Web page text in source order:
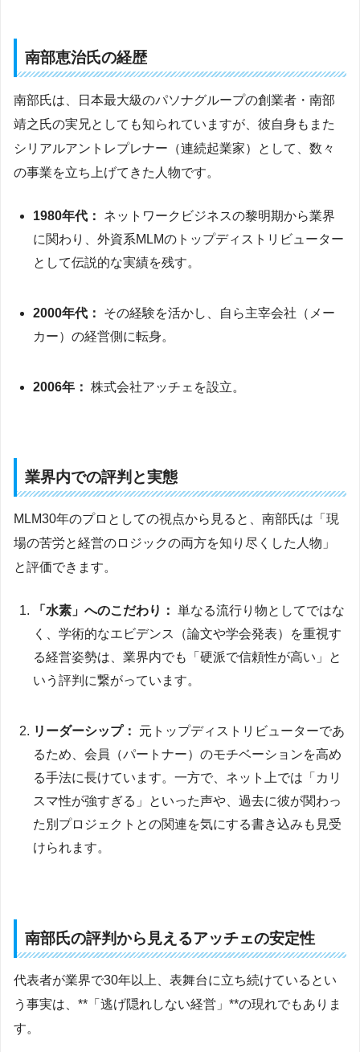
南部恵治氏の経歴
南部氏は、日本最大級のパソナグループの創業者・南部
靖之氏の実兄としても知られていますが、彼自身もまた
シリアルアントレプレナー（連続起業家）として、数々
の事業を立ち上げてきた人物です。
1980年代：
ネットワークビジネスの黎明期から業界
に関わり、外資系MLMのトップディストリビューター
として伝説的な実績を残す。
2000年代：
その経験を活かし、自ら主宰会社（メー
カー）の経営側に転身。
2006年： 株式会社アッチェを設立。
業界内での評判と実態
MLM30年のプロとしての視点から見ると、南部氏は「現
場の苦労と経営のロジックの両方を知り尽くした人物」
と評価できます。
「水素」へのこだわり： 単なる流行り物としてではな
く、学術的なエビデンス（論文や学会発表）を重視す
る経営姿勢は、業界内でも「硬派で信頼性が高い」と
いう評判に繋がっています。
リーダーシップ：
元トップディストリビューターであ
るため、会員（パートナー）のモチベーションを高め
る手法に長けています。一方で、ネット上では「カリ
スマ性が強すぎる」といった声や、過去に彼が関わっ
た別プロジェクトとの関連を気にする書き込みも見受
けられます。
南部氏の評判から見えるアッチェの安定性
代表者が業界で30年以上、表舞台に立ち続けているとい
う事実は、**「逃げ隠れしない経営」**の現れでもありま
す。